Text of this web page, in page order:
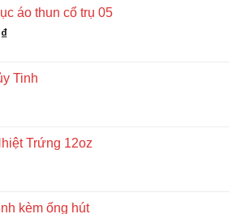
áo thun cổ trụ 05
₫
Tinh
Trứng 12oz
kèm ống hút